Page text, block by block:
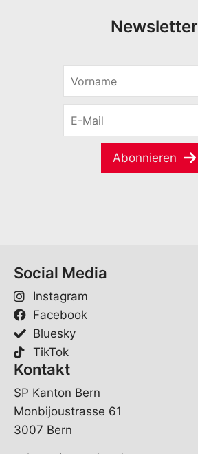
Newsletter
r
m
E
M
a
i
l
M
Abonnieren
Social Media
Instagram
Facebook
Bluesky
TikTok
Kontakt
SP Kanton Bern
Monbijoustrasse 61
3007 Bern